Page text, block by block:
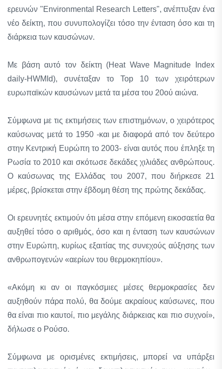
ερευνών "Environmental Research Letters", ανέπτυξαν ένα
νέο δείκτη, που συνυπολογίζει τόσο την ένταση όσο και τη
διάρκεια των καυσώνων.
Με βάση αυτό τον δείκτη (Heat Wave Magnitude Index
daily-HWMId), συνέταξαν το Top 10 των χειρότερων
ευρωπαϊκών καυσώνων μετά τα μέσα του 20ού αιώνα.
Σύμφωνα με τις εκτιμήσεις των επιστημόνων, ο χειρότερος
καύσωνας μετά το 1950 -και με διαφορά από τον δεύτερο
στην Κεντρική Ευρώπη το 2003- είναι αυτός που έπληξε τη
Ρωσία το 2010 και σκότωσε δεκάδες χιλιάδες ανθρώπους.
Ο καύσωνας της Ελλάδας του 2007, που διήρκεσε 21
μέρες, βρίσκεται στην έβδομη θέση της πρώτης δεκάδας.
Οι ερευνητές εκτιμούν ότι μέσα στην επόμενη εικοσαετία θα
αυξηθεί τόσο ο αριθμός, όσο και η ένταση των καυσώνων
στην Ευρώπη, κυρίως εξαιτίας της συνεχούς αύξησης των
ανθρωπογενών «αερίων του θερμοκηπίου».
«Ακόμη κι αν οι παγκόσμιες μέσες θερμοκρασίες δεν
αυξηθούν πάρα πολύ, θα δούμε ακραίους καύσωνες, που
θα είναι πιο καυτοί, πιο μεγάλης διάρκειας και πιο συχνοί»,
δήλωσε ο Ρούσο.
Σύμφωνα με ορισμένες εκτιμήσεις, μπορεί να υπάρξει